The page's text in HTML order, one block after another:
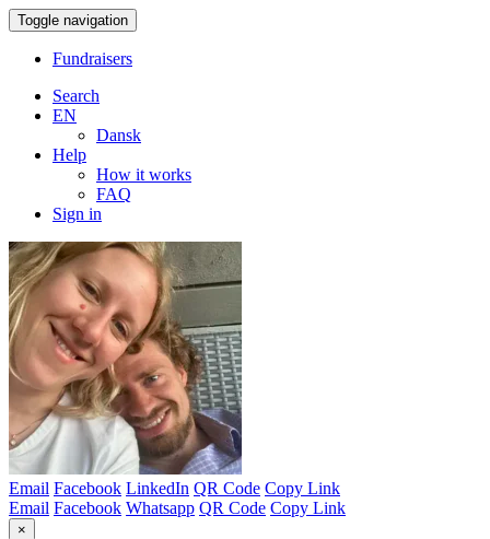
Toggle navigation
Fundraisers
Search
EN
Dansk
Help
How it works
FAQ
Sign in
Email Facebook LinkedIn QR Code Copy Link
Email Facebook Whatsapp QR Code Copy Link
×